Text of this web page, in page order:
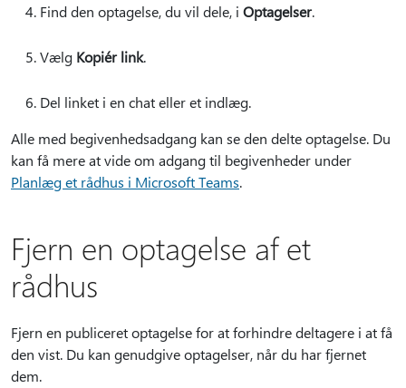
Find den optagelse, du vil dele, i Optagelser.
Vælg Kopiér link.
Del linket i en chat eller et indlæg.
Alle med begivenhedsadgang kan se den delte optagelse. Du
kan få mere at vide om adgang til begivenheder under
Planlæg et rådhus i Microsoft Teams.
Fjern en optagelse af et
rådhus
Fjern en publiceret optagelse for at forhindre deltagere i at få
den vist. Du kan genudgive optagelser, når du har fjernet
dem.